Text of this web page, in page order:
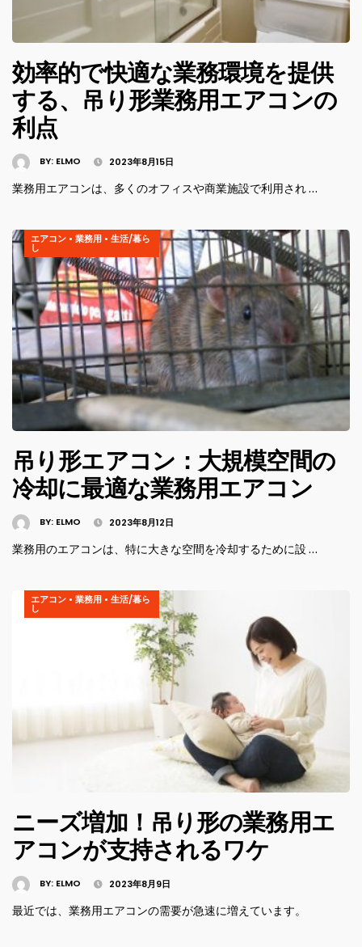
効率的で快適な業務環境を提供
する、吊り形業務用エアコンの
利点
BY: ELMO 2023年8月15日
業務用エアコンは、多くのオフィスや商業施設で利用され …
エアコン • 業務用 • 生活/暮ら
し
吊り形エアコン：大規模空間の
冷却に最適な業務用エアコン
BY: ELMO 2023年8月12日
業務用のエアコンは、特に大きな空間を冷却するために設 …
エアコン • 業務用 • 生活/暮ら
し
ニーズ増加！吊り形の業務用エ
アコンが支持されるワケ
BY: ELMO 2023年8月9日
最近では、業務用エアコンの需要が急速に増えています。